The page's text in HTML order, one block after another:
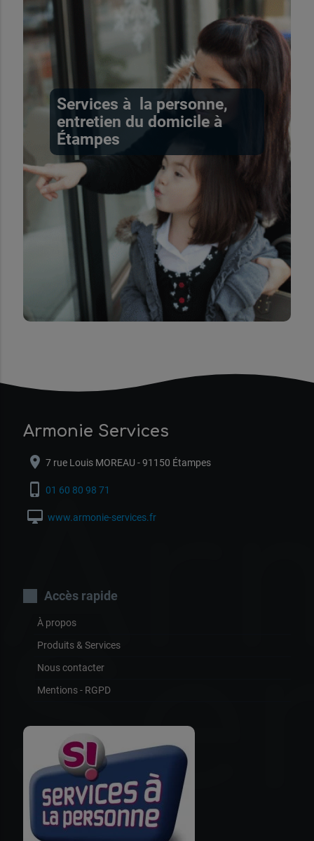
Services à la personne,
entretien du domicile à
Étampes
Armonie Services
location_on 7 rue Louis MOREAU - 91150 Étampes
phone_iphone 01 60 80 98 71
desktop_mac www.armonie-services.fr
Accès rapide
À propos
Produits & Services
Nous contacter
Mentions - RGPD